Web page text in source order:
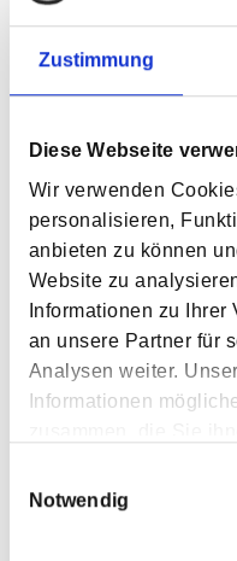
Zustimmung
Diese Webseite
Wir verwenden
personalisieren,
anbieten zu können
Website zu
Informationen zu
an unsere Partner für
Analysen weiter.
Informationen
gesammelt haben.
Notwendig
für Kinderorthopädie
Claudia Oestreich
identify foot motion
during 3D gait
Jahrestagung der
Biomechanik in
dem Titel: „Effects of
training versus
on muscle-joint
spastic Cerebral
Zweiter Platz - Bestes
Interdisziplinärer
Unterschleißheim/